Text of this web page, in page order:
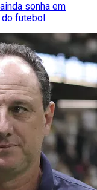
sonha em
futebol